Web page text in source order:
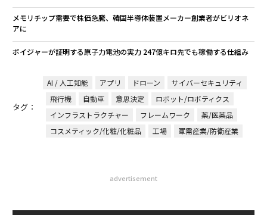
メモリチップ需要で株価急騰、韓国半導体装置メーカー創業者がビリオネ
アに
ボイジャーが証明する原子力電池の実力 247億キロ先でも稼働する仕組み
タグ：
AI / 人工知能 アプリ ドローン
サイバーセキュリティ
飛行機
自動車 意思決定
ロボット/ロボティクス
インフラストラクチャー
フレームワーク
薬/医薬品
コスメティック/化粧/化粧品
工場 軍需産業/防衛産業
advertisement